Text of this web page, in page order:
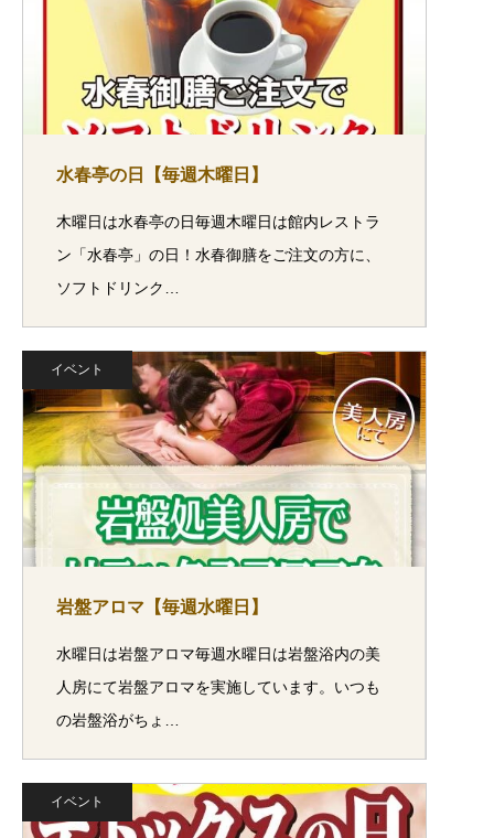
水春亭の日【毎週木曜日】
木曜日は水春亭の日毎週木曜日は館内レストラ
ン「水春亭」の日！水春御膳をご注文の方に、
ソフトドリンク…
イベント
岩盤アロマ【毎週水曜日】
水曜日は岩盤アロマ毎週水曜日は岩盤浴内の美
人房にて岩盤アロマを実施しています。いつも
の岩盤浴がちょ…
イベント